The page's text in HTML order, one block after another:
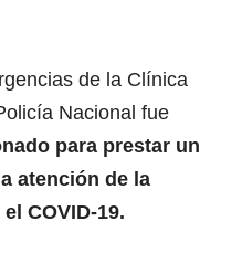
de la Clínica
Nacional fue
para prestar un
atención de la
COVID-19.